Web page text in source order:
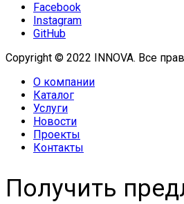
Facebook
Instagram
GitHub
Copyright © 2022 INNOVA. Все
О компании
Каталог
Услуги
Новости
Проекты
Контакты
Получить